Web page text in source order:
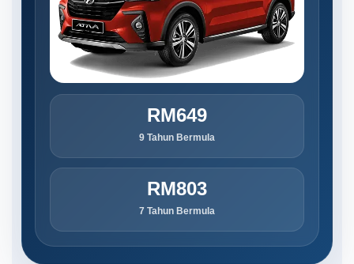
RM649
9 Tahun Bermula
RM803
7 Tahun Bermula